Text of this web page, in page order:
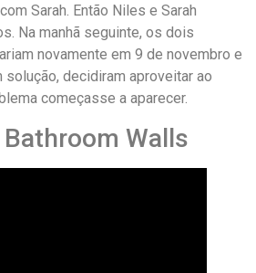
Sarah. Então Niles e Sarah
Na manhã seguinte, os dois
novamente em 9 de novembro e
decidiram aproveitar ao
começasse a aparecer.
Walls